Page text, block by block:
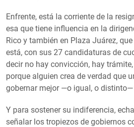
Enfrente, está la corriente de la
esa que tiene influencia en la
Rico y también en Plaza Juárez,
está, con sus 27 candidaturas de
decir no hay convicción, hay
porque alguien crea de verdad que
gobernar mejor —o igual, o distinto—
Y para sostener su indiferencia,
señalar los tropiezos de gobiernos